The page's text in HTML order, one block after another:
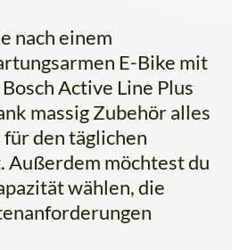
nach einem
E-Bike mit
Active Line Plus
massig Zubehör alles
den täglichen
Außerdem möchtest du
wählen, die